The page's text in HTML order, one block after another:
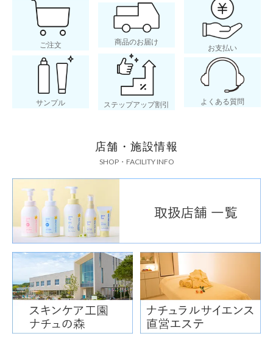
ご注文 商品のお届け
お支払い
サンプル ステップアップ割引 よくある質問
店舗・施設情報
SHOP・FACILITY INFO